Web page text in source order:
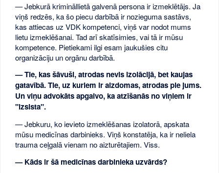
— Jebkurā krimināllietā galvenā persona ir izmeklētājs. Ja
viņš redzēs, ka šo piecu darbībā ir nozieguma sastāvs,
kas attiecas uz VDK kompetenci, viņš var nodot mums
lietu izmeklēšanai. Tad arī skatīsimies, vai tā ir mūsu
kompetence. Pietiekami ilgi esam jaukušies citu
organizāciju un orgānu darbībā.
— Tie, kas šāvuši, atrodas nevis izolācijā, bet kaujas
gatavībā. Tie, uz kuriem ir aizdomas, atrodas pie jums.
Un viņu advokāts apgalvo, ka atzīšanās no viņiem ir
"izsista".
— Jebkuru, ko ievieto izmeklēšanas izolatorā, apskata
mūsu medicīnas darbinieks. Viņš konstatēja, ka ir neliela
trauma ceļgalā vienam no aizturētajiem. Viss.
— Kāds ir šā medicīnas darbinieka uzvārds?